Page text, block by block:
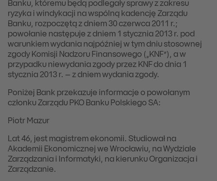
Banku, któremu będą podlegały sprawy z zakresu
ryzyka i windykacji na wspólną kadencję Zarządu
Banku, rozpoczętą z dniem 30 czerwca 2011 r.;
powołanie następuje z dniem 1 stycznia 2013 r. pod
warunkiem wydania najpóźniej w tym dniu stosownej
zgody Komisji Nadzoru Finansowego („KNF”), a w
przypadku niewydania zgody przez KNF do dnia 1
stycznia 2013 r. – z dniem wydania zgody.
Poniżej Bank przekazuje informacje o powołanym
członku Zarządu PKO Banku Polskiego SA:
Piotr Mazur
Lat 46, jest magistrem ekonomii. Studiował na
Akademii Ekonomicznej we Wrocławiu, na Wydziale
Zarządzania i Informatyki, na kierunku Organizacja i
Zarządzanie.